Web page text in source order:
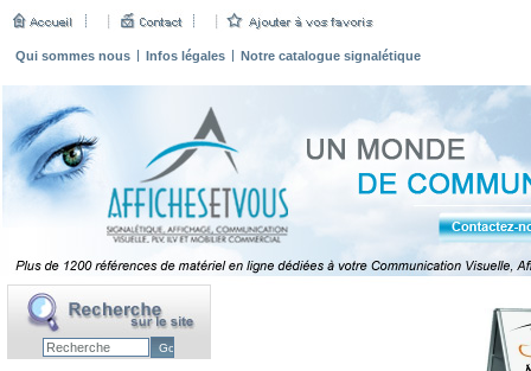
Qui sommes nous Infos légales Notre catalogue signalétique